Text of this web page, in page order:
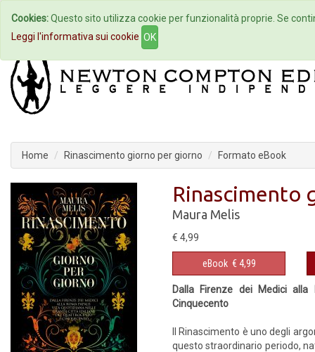
Home Autori Eventi
Home Rinascimento giorno per giorno Formato eBook
Rinascimento
Maura Melis
€ 4,99
eBook € 4,99
Dalla Firenze dei Medici
Cinquecento
Il Rinascimento è uno degli
questo straordinario periodo,
Cookies:Questo sito utilizza cookie per funzionalità proprie. Se
Leggi l'informativa sui cookie OK